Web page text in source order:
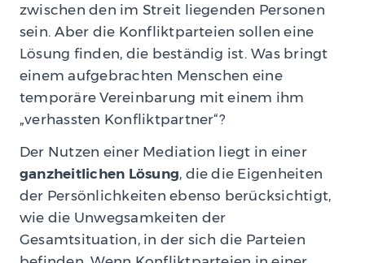
zwischen den im Streit liegenden Personen
sein. Aber die Konfliktparteien sollen eine
Lösung finden, die beständig ist. Was bringt
einem aufgebrachten Menschen eine
temporäre Vereinbarung mit einem ihm
„verhassten Konfliktpartner“?
Der Nutzen einer Mediation liegt in einer
ganzheitlichen Lösung, die die Eigenheiten
der Persönlichkeiten ebenso berücksichtigt,
wie die Unwegsamkeiten der
Gesamtsituation, in der sich die Parteien